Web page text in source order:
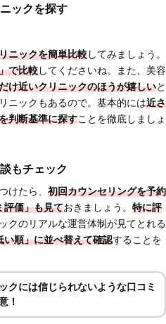
ックを探す
ニックを簡単比較してみましょう。
で比較してくださいね。また、美容
け近いクリニックのほうが嬉しいと
ニックもあるので。基本的には近さ
判断基準に探すことを徹底しましょ
もチェック
けたら、 初回カウンセリングを予約
評価」も見ておきましょう。 特に評
クのリアルな運営体制が見てとれる
順」に並べ替えて確認することを
クには信じられないような口コミ
！